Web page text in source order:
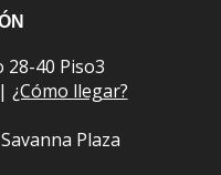
28-40 Piso3
¿Cómo llegar?
Plaza